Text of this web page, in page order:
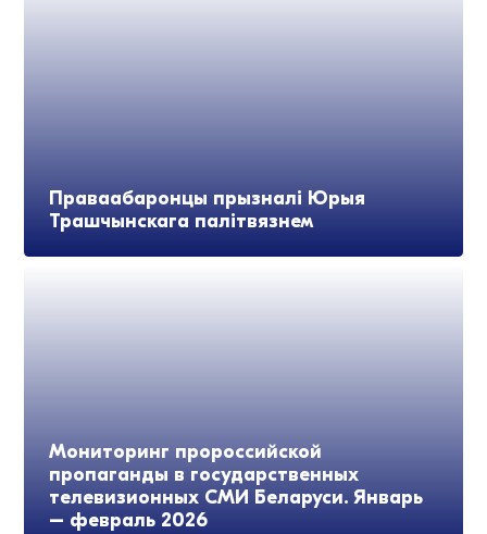
Праваабаронцы прызналі Юрыя
Трашчынскага палітвязнем
Мониторинг пророссийской
пропаганды в государственных
телевизионных СМИ Беларуси. Январь
– февраль 2026